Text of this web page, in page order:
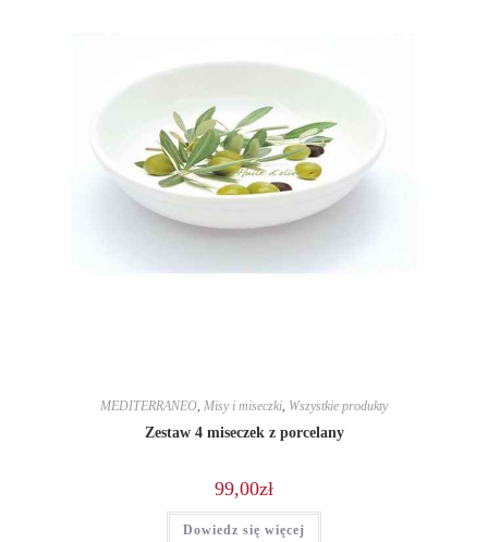
MEDITERRANEO, Misy i miseczki, Wszystkie produkty
Zestaw 4 miseczek z porcelany
99,00zł
Dowiedz się więcej